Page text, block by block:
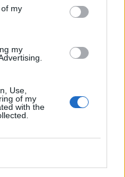
my
my
Use,
of my
with the
visitatori. Il contenuto di questo
rappresenta la linea editoriale
inviati dai singoli lettori che
senza filtro preventivo. I commenti
rimossi in automatico dal